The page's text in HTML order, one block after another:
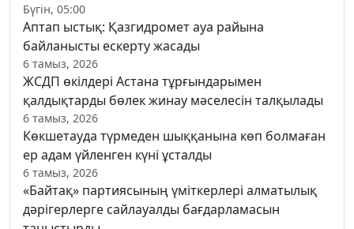
Бүгін, 05:00
Аптап ыстық: Қазгидромет ауа райына
байланысты ескерту жасады
6 тамыз, 2026
ЖСДП өкілдері Астана тұрғындарымен
қалдықтарды бөлек жинау мәселесін талқылады
6 тамыз, 2026
Көкшетауда түрмеден шыққанына көп болмаған
ер адам үйленген күні ұсталды
6 тамыз, 2026
«Байтақ» партиясының үміткерлері алматылық
дәрігерлерге сайлауалды бағдарламасын